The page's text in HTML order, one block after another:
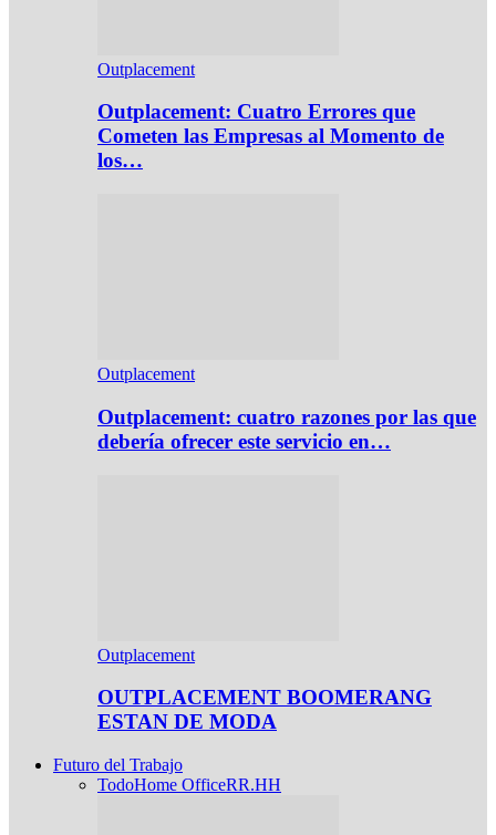
Outplacement
Outplacement: Cuatro Errores que
Cometen las Empresas al Momento de
los…
Outplacement
Outplacement: cuatro razones por las que
debería ofrecer este servicio en…
Outplacement
OUTPLACEMENT BOOMERANG
ESTAN DE MODA
Futuro del Trabajo
TodoHome OfficeRR.HH